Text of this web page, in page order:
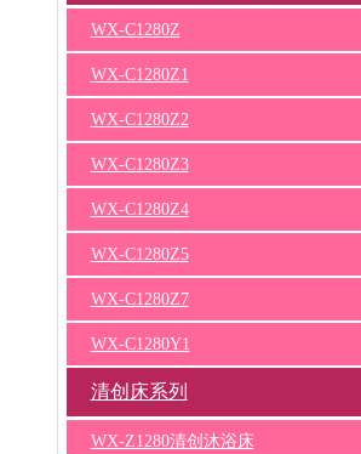
WX-C1280Z
WX-C1280Z1
WX-C1280Z2
WX-C1280Z3
WX-C1280Z4
WX-C1280Z5
WX-C1280Z7
WX-C1280Y1
清创床系列
WX-Z1280清创沐浴床